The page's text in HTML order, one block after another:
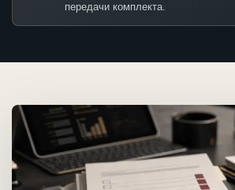
передачи комплекта.